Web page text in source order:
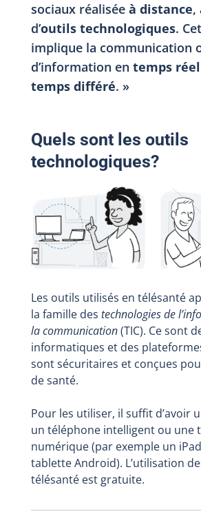
sociaux réalisée à distance,
d’outils technologiques.
implique la communication
d’information en temps réel
temps différé. »
Quels sont les outils
technologiques?
Les outils utilisés en télésanté
la famille des technologies de
la communication(TIC). Ce sont
informatiques et des
sont sécuritaires et conçues
de santé.
Pour les utiliser, il suffit d’avoir
un téléphone intelligent ou une
numérique (par exemple un
tablette Android). L’utilisation
télésanté est gratuite.